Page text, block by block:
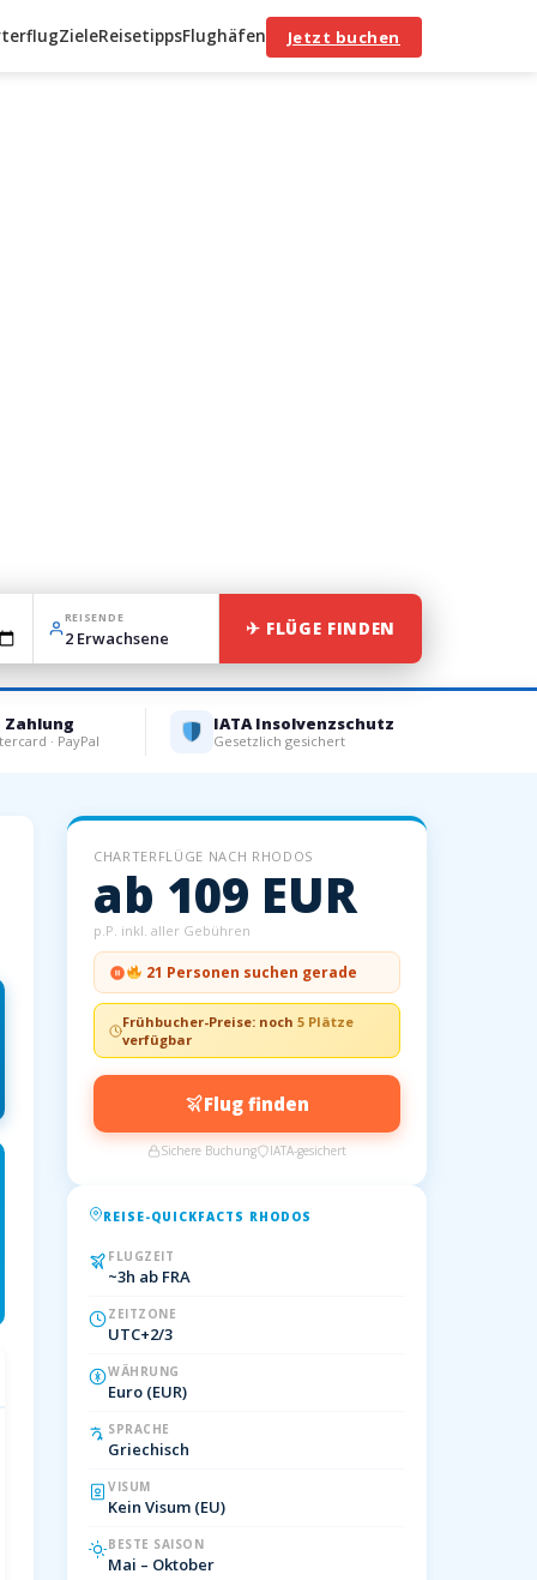
ZieleReisetippsFlughäfen Jetzt buchen
REISENDE
✈ FLÜGE FINDEN
Zahlung
· PayPal
IATA Insolvenzschutz
Gesetzlich gesichert
CHARTERFLÜGE NACH RHODOS
ab 109 EUR
p.P. inkl. aller Gebühren
21 Personen suchen gerade
Frühbucher-Preise: noch5 Plätze
verfügbar
Flug finden
Sichere Buchung IATA-gesichert
REISE-QUICKFACTS RHODOS
FLUGZEIT
~3h ab FRA
ZEITZONE
UTC+2/3
WÄHRUNG
Euro (EUR)
SPRACHE
Griechisch
VISUM
Kein Visum (EU)
BESTE SAISON
Mai – Oktober